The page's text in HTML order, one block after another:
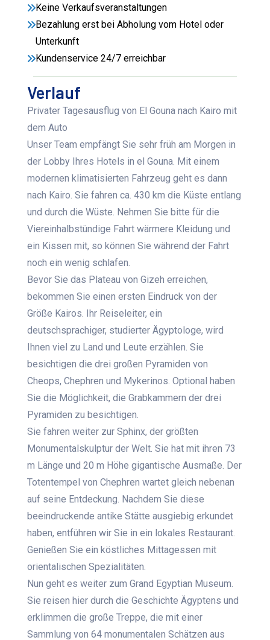
Keine Verkaufsveranstaltungen
Bezahlung erst bei Abholung vom Hotel oder
Unterkunft
Kundenservice 24/7 erreichbar
Verlauf
Privater Tagesausflug von El Gouna nach Kairo mit
dem Auto
Unser Team empfängt Sie sehr früh am Morgen in
der Lobby Ihres Hotels in el Gouna. Mit einem
modernen klimatisierten Fahrzeug geht es dann
nach Kairo. Sie fahren ca. 430 km die Küste entlang
und durch die Wüste. Nehmen Sie bitte für die
Viereinhalbstündige Fahrt wärmere Kleidung und
ein Kissen mit, so können Sie während der Fahrt
noch ein wenig schlafen.
Bevor Sie das Plateau von Gizeh erreichen,
bekommen Sie einen ersten Eindruck von der
Größe Kairos. Ihr Reiseleiter, ein
deutschsprachiger, studierter Ägyptologe, wird
Ihnen viel zu Land und Leute erzählen. Sie
besichtigen die drei großen Pyramiden von
Cheops, Chephren und Mykerinos. Optional haben
Sie die Möglichkeit, die Grabkammern der drei
Pyramiden zu besichtigen.
Sie fahren weiter zur Sphinx, der größten
Monumentalskulptur der Welt. Sie hat mit ihren 73
m Länge und 20 m Höhe gigantische Ausmaße. Der
Totentempel von Chephren wartet gleich nebenan
auf seine Entdeckung. Nachdem Sie diese
beeindruckende antike Stätte ausgiebig erkundet
haben, entführen wir Sie in ein lokales Restaurant.
Genießen Sie ein köstliches Mittagessen mit
orientalischen Spezialitäten.
Nun geht es weiter zum Grand Egyptian Museum.
Sie reisen hier durch die Geschichte Ägyptens und
erklimmen die große Treppe, die mit einer
Sammlung von 64 monumentalen Schätzen aus